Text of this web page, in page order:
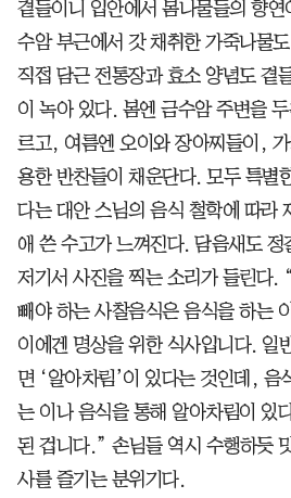
곁들이니 입안에서 봄나물들의 향
수암 부근에서 갓 채취한 가죽나물
직접 담근 전통장과 효소 양념도 곁
이 녹아 있다. 봄엔 금수암 주변을
르고, 여름엔 오이와 장아찌들이,
용한 반찬들이 채운단다. 모두 특별
다는 대안 스님의 음식 철학에 따라
애 쓴 수고가 느껴진다. 담음새도 정
저기서 사진을 찍는 소리가 들린다.
빼야 하는 사찰음식은 음식을 하는
이에겐 명상을 위한 식사입니다. 일
면 ‘알아차림’이 있다는 것인데, 음
는 이나 음식을 통해 알아차림이 있
된 겁니다.” 손님들 역시 수행하듯
사를 즐기는 분위기다.